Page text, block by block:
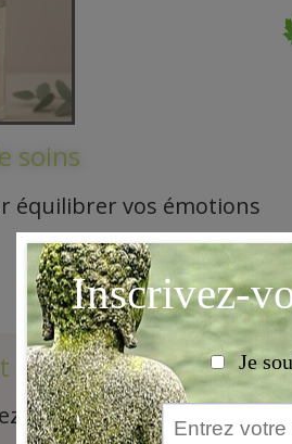
soins
équilibrer vos émotions
intégrer les produits
vous en rituel (le matin